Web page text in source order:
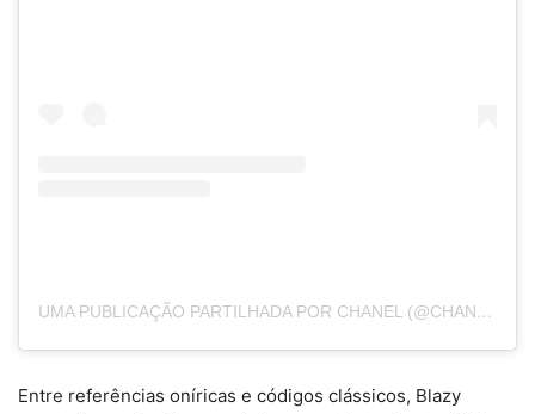
UMA PUBLICAÇÃO PARTILHADA POR CHANEL (@CHANELOFFICIAL)
Entre referências oníricas e códigos clássicos, Blazy